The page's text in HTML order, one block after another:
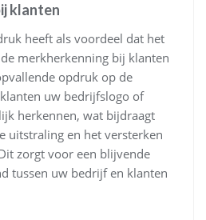
klanten
heeft als voordeel dat het
merkherkenning bij klanten
opdruk op de
uw bedrijfslogo of
herkennen, wat bijdraagt
uitstraling en het versterken
zorgt voor een blijvende
tussen uw bedrijf en klanten